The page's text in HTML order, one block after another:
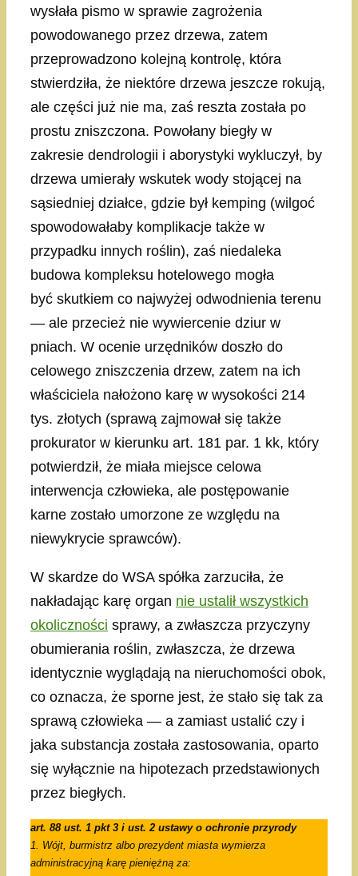
wysłała pismo w sprawie zagrożenia
powodowanego przez drzewa, zatem
przeprowadzono kolejną kontrolę, która
stwierdziła, że niektóre drzewa jeszcze rokują,
ale części już nie ma, zaś reszta została po
prostu zniszczona. Powołany biegły w
zakresie dendrologii i aborystyki wykluczył, by
drzewa umierały wskutek wody stojącej na
sąsiedniej działce, gdzie był kemping (wilgoć
spowodowałaby komplikacje także w
przypadku innych roślin), zaś niedaleka
budowa kompleksu hotelowego mogła
być skutkiem co najwyżej odwodnienia terenu
— ale przecież nie wywiercenie dziur w
pniach. W ocenie urzędników doszło do
celowego zniszczenia drzew, zatem na ich
właściciela nałożono karę w wysokości 214
tys. złotych (sprawą zajmował się także
prokurator w kierunku art. 181 par. 1 kk, który
potwierdził, że miała miejsce celowa
interwencja człowieka, ale postępowanie
karne zostało umorzone ze względu na
niewykrycie sprawców).
W skardze do WSA spółka zarzuciła, że
nakładając karę organ nie ustalił wszystkich
okoliczności sprawy, a zwłaszcza przyczyny
obumierania roślin, zwłaszcza, że drzewa
identycznie wyglądają na nieruchomości obok,
co oznacza, że sporne jest, że stało się tak za
sprawą człowieka — a zamiast ustalić czy i
jaka substancja została zastosowania, oparto
się wyłącznie na hipotezach przedstawionych
przez biegłych.
art. 88 ust. 1 pkt 3 i ust. 2 ustawy o ochronie przyrody
1. Wójt, burmistrz albo prezydent miasta wymierza
administracyjną karę pieniężną za: